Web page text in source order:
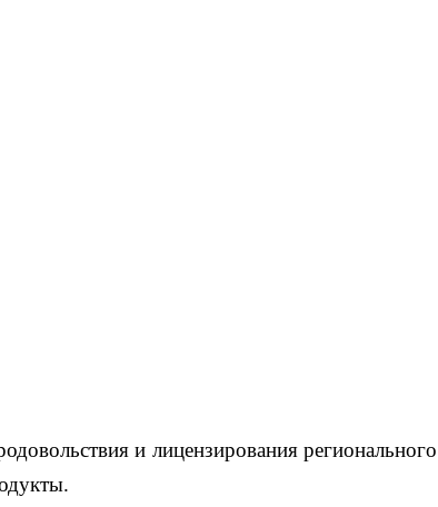
и лицензирования регионального